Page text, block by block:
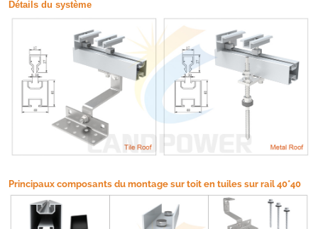
Détails du système
Principaux composants du montage sur toit en tuiles sur rail 40*40